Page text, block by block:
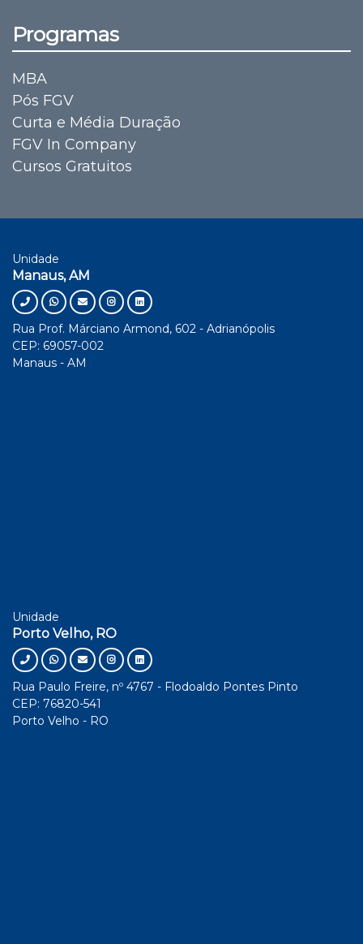
Programas
MBA
Pós FGV
Curta e Média Duração
FGV In Company
Cursos Gratuitos
Unidade
Manaus, AM
Rua Prof. Márciano Armond, 602 - Adrianópolis
CEP: 69057-002
Manaus - AM
Unidade
Porto Velho, RO
Rua Paulo Freire, nº 4767 - Flodoaldo Pontes Pinto
CEP: 76820-541
Porto Velho - RO